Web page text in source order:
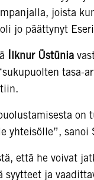
joista
jo päättynyt
İlknur Üstünia
tasa-
on
yhteisölle”, sanoi
että he voivat
ja